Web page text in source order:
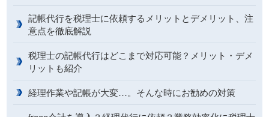
記帳代行を税理士に依頼するメリットとデメリット、注
意点を徹底解説
税理士の記帳代行はどこまで対応可能？メリット・デメ
リットも紹介
経理作業や記帳が大変…。そんな時にお勧めの対策